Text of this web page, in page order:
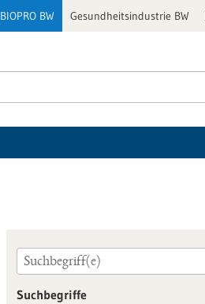
BIOPRO BW Gesundheitsindustrie BW
Suchbegriffe